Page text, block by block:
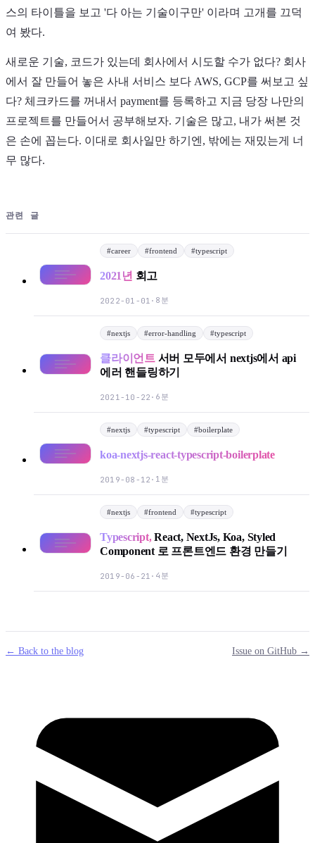
스의 타이틀을 보고 '다 아는 기술이구만' 이라며 고개를 끄덕
여 봤다.
새로운 기술, 코드가 있는데 회사에서 시도할 수가 없다? 회사
에서 잘 만들어 놓은 사내 서비스 보다 AWS, GCP를 써보고 싶
다? 체크카드를 꺼내서 payment를 등록하고 지금 당장 나만의
프로젝트를 만들어서 공부해보자. 기술은 많고, 내가 써본 것
은 손에 꼽는다. 이대로 회사일만 하기엔, 밖에는 재밌는게 너
무 많다.
관련 글
#career #frontend #typescript
2021년 회고
2022-01-01 · 8분
#nextjs #error-handling #typescript
클라이언트서버 모두에서 nextjs에서 api
에러 핸들링하기
2021-10-22 · 6분
#nextjs #typescript #boilerplate
koa-nextjs-react-typescript-boilerplate
2019-08-12 · 1분
#nextjs #frontend #typescript
Typescript, React, NextJs, Koa, Styled
Component 로 프론트엔드 환경 만들기
2019-06-21 · 4분
← Back to the blog Issue on GitHub →